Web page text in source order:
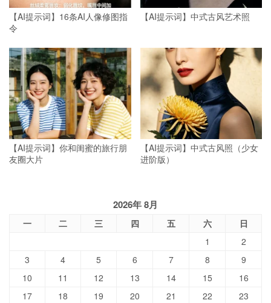
【AI提示词】16条AI人像修图指
令
【AI提示词】中式古风艺术照
【AI提示词】你和闺蜜的旅行朋
友圈大片
【AI提示词】中式古风照（少女
进阶版）
2026年 8月
一 二 三 四 五 六
日
1
2
3
4 5 6 7 8
9
10
11 12 13 14 15
16
17
18 19 20 21 22
23